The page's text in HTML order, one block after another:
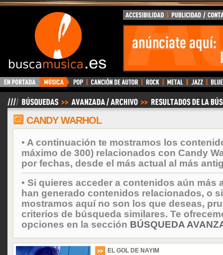
BuscaMusica.es
CANDY WARHOL
• A continuación te mostramos los
máximo de 300) relacionados con Candy
por fechas, desde el más actual al más
• Si quieres acceder a contenidos aún más
han generado contenidos relacionados, o
mostramos aquí no son los que deseas,
criterios de búsqueda similares. Te
opciones en la sección BÚSQUEDA
EL GOL DE NAYIM